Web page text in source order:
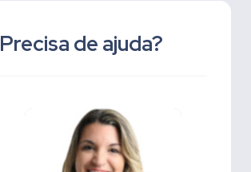
Precisa de ajuda?